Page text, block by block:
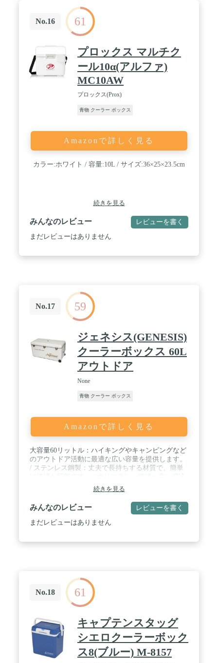
No.16 61
プロックス マルチク
ール10α(アルファ)
MC10AW
プロックス(Prox)
青物 クーラー ボックス
Amazonで詳しく見る
カラー:ホワイト / 容量:10L / サイズ:36×25×23.5cm
続きを見る
みんなのレビュー レビューを書く
まだレビューはありません
No.17 59
ジェネシス(GENESIS)
クーラーボックス 60L
アウトドア
None
青物 クーラー ボックス
Amazonで詳しく見る
大容量60リットル：ハイキングやキャンピングなど
のアウトドア活動に最適な広い容量を提供します。
/ ステンレス鋼製：丈夫で長持ちする材質で、簡単
効果を実現し、食品を長時間冷やしてくれます。 /
取り外し可能なカバー：簡単に外して洗浄すること
ができ、保持のしやすさを向上させます。 / ハンド
ル付き：持ち運びが容易で、アウトドアでの移動に
便利なデザインです。
続きを見る
みんなのレビュー レビューを書く
まだレビューはありません
No.18 61
キャプテンスタッグ
シエロクーラーボック
ス8(ブルー) M-8157